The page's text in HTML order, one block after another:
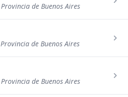
de Buenos Aires
de Buenos Aires
de Buenos Aires